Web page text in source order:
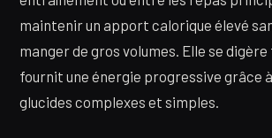
maintenir un apport calorique élevé
manger de gros volumes. Elle se
fournit une énergie progressive grâce
glucides complexes et simples.